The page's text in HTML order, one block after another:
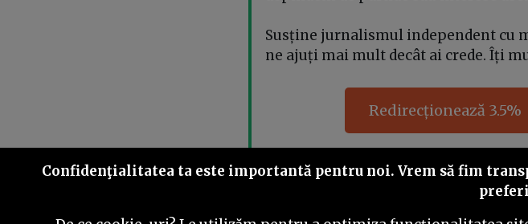
Susține jurnalismul independent cu
ne ajuți mai mult decât ai crede. Îți
Redirecționează 3.5%
Confidenţialitatea ta este importantă pentru noi. Vrem să fim